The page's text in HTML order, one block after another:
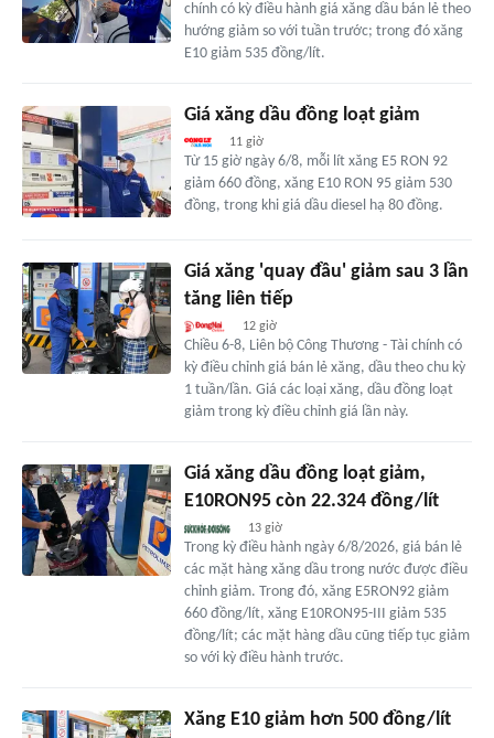
chính có kỳ điều hành giá xăng dầu bán lẻ theo
hướng giảm so với tuần trước; trong đó xăng
E10 giảm 535 đồng/lít.
Giá xăng dầu đồng loạt giảm
11 giờ
Từ 15 giờ ngày 6/8, mỗi lít xăng E5 RON 92
giảm 660 đồng, xăng E10 RON 95 giảm 530
đồng, trong khi giá dầu diesel hạ 80 đồng.
Giá xăng 'quay đầu' giảm sau 3 lần
tăng liên tiếp
12 giờ
Chiều 6-8, Liên bộ Công Thương - Tài chính có
kỳ điều chỉnh giá bán lẻ xăng, dầu theo chu kỳ
1 tuần/lần. Giá các loại xăng, dầu đồng loạt
giảm trong kỳ điều chỉnh giá lần này.
Giá xăng dầu đồng loạt giảm,
E10RON95 còn 22.324 đồng/lít
13 giờ
Trong kỳ điều hành ngày 6/8/2026, giá bán lẻ
các mặt hàng xăng dầu trong nước được điều
chỉnh giảm. Trong đó, xăng E5RON92 giảm
660 đồng/lít, xăng E10RON95-III giảm 535
đồng/lít; các mặt hàng dầu cũng tiếp tục giảm
so với kỳ điều hành trước.
Xăng E10 giảm hơn 500 đồng/lít